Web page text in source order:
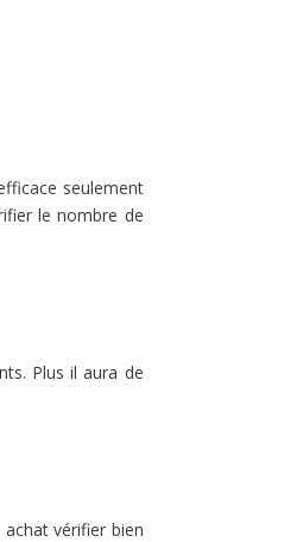
seulement
le nombre de
Plus il aura de
vérifier bien